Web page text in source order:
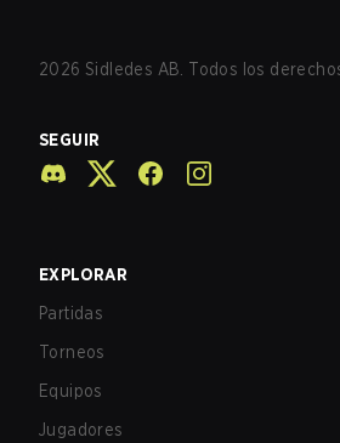
2026 Sidledes AB. Todos los
SEGUIR
EXPLORAR
Partidas
Torneos
Equipos
Jugadores